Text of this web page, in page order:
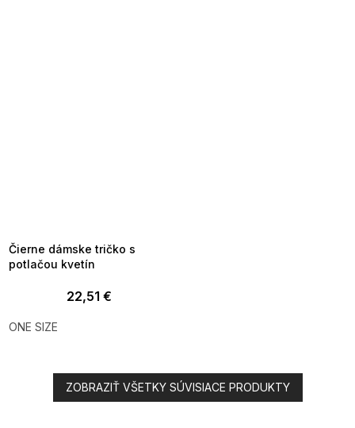
Čierne dámske tričko s
potlačou kvetín
22,51 €
ONE SIZE
ZOBRAZIŤ VŠETKY SÚVISIACE PRODUKTY